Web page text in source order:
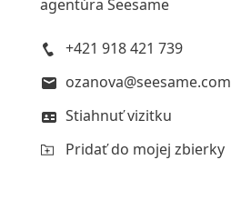
agentúra Seesame
+421 918 421 739
ozanova@seesame.com
Stiahnuť vizitku
Pridať do mojej zbierky